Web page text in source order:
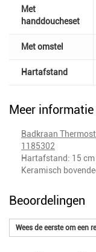
Met
handdoucheset
Met omstel
Hartafstand
Meer informatie
Badkraan
1185302
Hartafstand: 15 cm
Keramisch
Beoordelingen
Wees de eerste om een